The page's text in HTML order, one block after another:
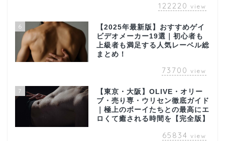
122220 view
6
【2025年最新版】おすすめゲイ
ビデオメーカー19選｜初心者も
上級者も満足する人気レーベル総
まとめ！
73700 view
7
【東京・大阪】OLIVE・オリー
ブ・売り専・ウリセン徹底ガイド
｜極上のボーイたちとの最高にエ
ロくて癒される時間を【完全版】
65834 view